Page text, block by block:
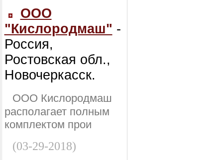
ООО
"Кислородмаш" -
Россия,
Ростовская обл.,
Новочеркасск.
ООО Кислородмаш
располагает полным
комплектом прои
(03-29-2018)